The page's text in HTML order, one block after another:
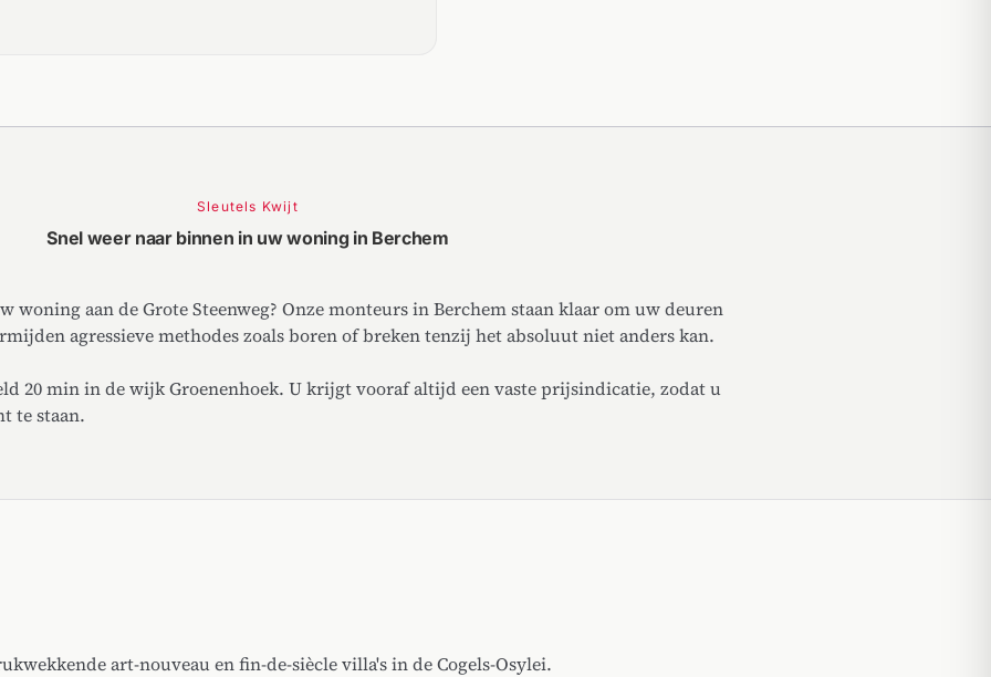
Sleutels Kwijt
Snel weer naar binnen in uw woning in Berchem
woning aan de Grote Steenweg? Onze monteurs in Berchem staan klaar om uw deuren
agressieve methodes zoals boren of breken tenzij het absoluut niet anders kan.
20 min in de wijk Groenenhoek. U krijgt vooraf altijd een vaste prijsindicatie, zodat u
te staan.
art-nouveau en fin-de-siècle villa's in de Cogels-Osylei.